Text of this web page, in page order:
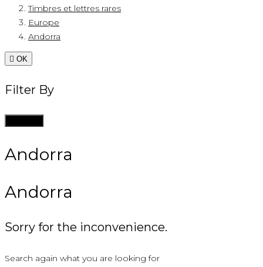
Timbres et lettres rares
Europe
Andorra
 OK
Filter By
Andorra
Andorra
Sorry for the inconvenience.
Search again what you are looking for